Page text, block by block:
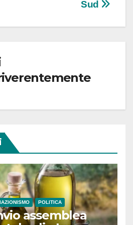
Sud
POLITICA
assemblea